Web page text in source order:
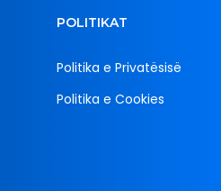
POLITIKAT
Politika e Privatësisë
Politika e Cookies